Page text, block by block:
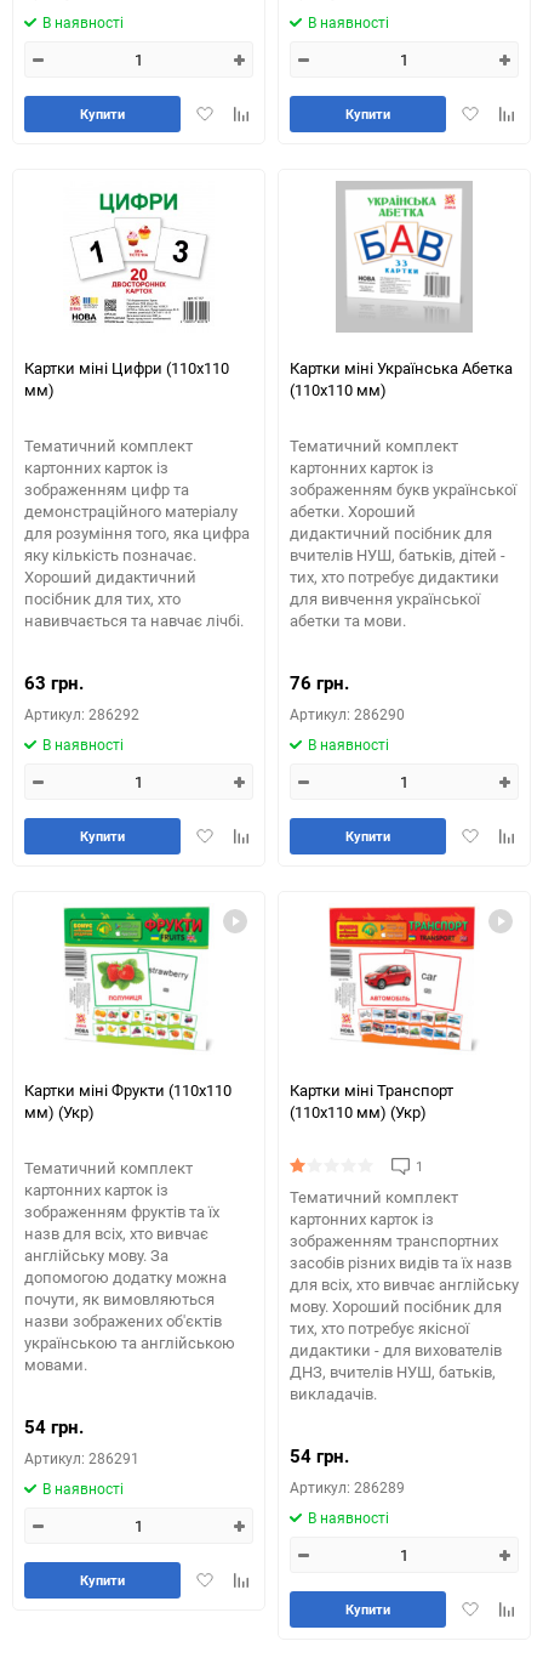
В наявності
ДодатиДодайте
Купити
В наявності
Додати
Купити
Картки міні Цифри (110х110
мм)
Тематичний комплект
картонних карток із
зображенням цифр та
демонстраційного матеріалу
для розуміння того, яка цифра
яку кількість позначає.
Хороший дидактичний
посібник для тих, хто
навивчається та навчає лічбі.
63 грн.
Артикул: 286292
В наявності
ДодатиДодайте
порівняння
Купити
Картки міні Українська Абетка
(110х110 мм)
Тематичний комплект
картонних карток із
зображенням букв української
абетки. Хороший
дидактичний посібник для
вчителів НУШ, батьків, дітей -
тих, хто потребує дидактики
для вивчення української
абетки та мови.
76 грн.
Артикул: 286290
В наявності
Додати
Купити
Картки міні Фрукти (110х110
мм) (Укр)
Тематичний комплект
картонних карток із
зображенням фруктів та їх
назв для всіх, хто вивчає
англійську мову. За
допомогою додатку можна
почути, як вимовляються
назви зображених об'єктів
українською та англійською
мовами.
54 грн.
Артикул: 286291
В наявності
ДодатиДодайте
Купити
Картки міні Транспорт
(110х110 мм) (Укр)
1
Тематичний комплект
картонних карток із
зображенням транспортних
засобів різних видів та їх назв
для всіх, хто вивчає англійську
мову. Хороший посібник для
тих, хто потребує якісної
дидактики - для вихователів
ДНЗ, вчителів НУШ, батьків,
викладачів.
54 грн.
Артикул: 286289
В наявності
Додати
Купити